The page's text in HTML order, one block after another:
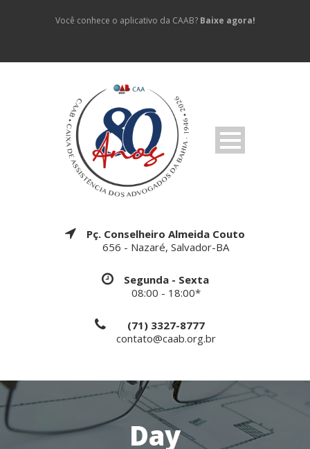
Você conhece o aplicativo da CAAB? Baixe agora!
Pç. Conselheiro Almeida Couto
656 - Nazaré, Salvador-BA
Segunda - Sexta
08:00 - 18:00*
(71) 3327-8777
contato@caab.org.br
Day